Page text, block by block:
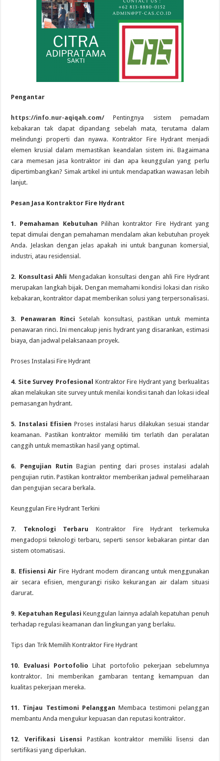
Pengantar
https://info.nur-aqiqah.com/Pentingnya sistem pemadam
kebakaran tak dapat dipandang sebelah mata, terutama dalam
melindungi properti dan nyawa. Kontraktor Fire Hydrant menjadi
elemen krusial dalam memastikan keandalan sistem ini. Bagaimana
cara memesan jasa kontraktor ini dan apa keunggulan yang perlu
dipertimbangkan? Simak artikel ini untuk mendapatkan wawasan lebih
lanjut.
Pesan Jasa Kontraktor Fire Hydrant
1. Pemahaman Kebutuhan Pilihan kontraktor Fire Hydrant yang
tepat dimulai dengan pemahaman mendalam akan kebutuhan proyek
Anda. Jelaskan dengan jelas apakah ini untuk bangunan komersial,
industri, atau residensial.
2. Konsultasi Ahli Mengadakan konsultasi dengan ahli Fire Hydrant
merupakan langkah bijak. Dengan memahami kondisi lokasi dan risiko
kebakaran, kontraktor dapat memberikan solusi yang terpersonalisasi.
3. Penawaran Rinci Setelah konsultasi, pastikan untuk meminta
penawaran rinci. Ini mencakup jenis hydrant yang disarankan, estimasi
biaya, dan jadwal pelaksanaan proyek.
Proses Instalasi Fire Hydrant
4. Site Survey Profesional Kontraktor Fire Hydrant yang berkualitas
akan melakukan site survey untuk menilai kondisi tanah dan lokasi ideal
pemasangan hydrant.
5. Instalasi Efisien Proses instalasi harus dilakukan sesuai standar
keamanan. Pastikan kontraktor memiliki tim terlatih dan peralatan
canggih untuk memastikan hasil yang optimal.
6. Pengujian Rutin Bagian penting dari proses instalasi adalah
pengujian rutin. Pastikan kontraktor memberikan jadwal pemeliharaan
dan pengujian secara berkala.
Keunggulan Fire Hydrant Terkini
7. Teknologi Terbaru Kontraktor Fire Hydrant terkemuka
mengadopsi teknologi terbaru, seperti sensor kebakaran pintar dan
sistem otomatisasi.
8. Efisiensi Air Fire Hydrant modern dirancang untuk menggunakan
air secara efisien, mengurangi risiko kekurangan air dalam situasi
darurat.
9. Kepatuhan Regulasi Keunggulan lainnya adalah kepatuhan penuh
terhadap regulasi keamanan dan lingkungan yang berlaku.
Tips dan Trik Memilih Kontraktor Fire Hydrant
10. Evaluasi Portofolio Lihat portofolio pekerjaan sebelumnya
kontraktor. Ini memberikan gambaran tentang kemampuan dan
kualitas pekerjaan mereka.
11. Tinjau Testimoni Pelanggan Membaca testimoni pelanggan
membantu Anda mengukur kepuasan dan reputasi kontraktor.
12. Verifikasi Lisensi Pastikan kontraktor memiliki lisensi dan
sertifikasi yang diperlukan.